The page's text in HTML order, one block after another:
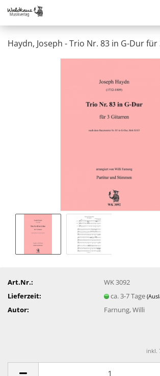
Haydn, Joseph - Trio Nr. 83 in G-Dur
Art.Nr.:
WK 3092
Lieferzeit:
ca. 3-7 Tage
Autor: Farnung, Willi
inkl.